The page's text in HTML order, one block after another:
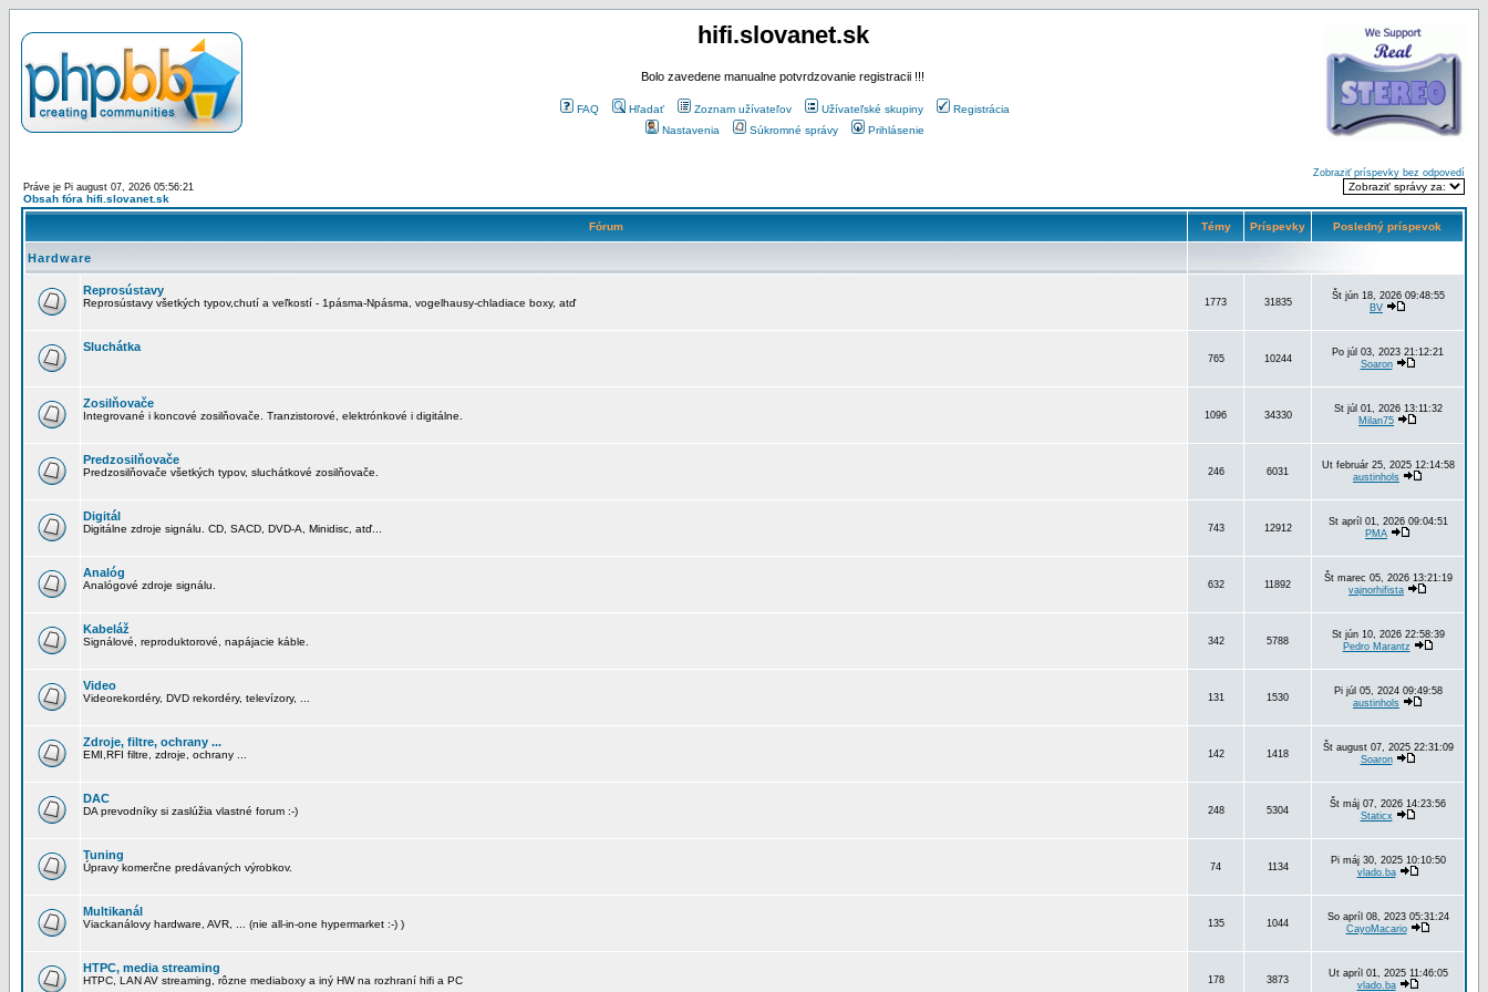
hifi.slovanet.sk
Bolo zavedene manualne potvrdzovanie registracii !!!
FAQ Hľadať Zoznam užívateľov Užívateľské skupiny
Registrácia
Nastavenia
Súkromné správy Prihlásenie
Práve je Pi august 07, 2026 05:56:21
Obsah fóra hifi.slovanet.sk
Zobraziť príspevky bez odpovedí
Fórum Témy Príspevky Posledný príspevok
Hardware
Reprosústavy
Reprosústavy všetkých typov,chutí a veľkostí - 1pásma-Npásma, vogelhausy-chladiace boxy, atď 1773 31835
Št jún 18, 2026 09:48:55
BV
Sluchátka
765 10244
Po júl 03, 2023 21:12:21
Soaron
Zosilňovače
Integrované i koncové zosilňovače. Tranzistorové, elektrónkové i digitálne. 1096 34330
St júl 01, 2026 13:11:32
Milan75
Predzosilňovače
Predzosilňovače všetkých typov, sluchátkové zosilňovače. 246 6031
Ut február 25, 2025 12:14:58
austinhols
Digitál
Digitálne zdroje signálu. CD, SACD, DVD-A, Minidisc, atď... 743 12912
St apríl 01, 2026 09:04:51
PMA
Analóg
Analógové zdroje signálu. 632 11892
Št marec 05, 2026 13:21:19
vajnorhifista
Kabeláž
Signálové, reproduktorové, napájacie káble. 342 5788
St jún 10, 2026 22:58:39
Pedro Marantz
Video
Videorekordéry, DVD rekordéry, televízory, ... 131 1530
Pi júl 05, 2024 09:49:58
austinhols
Zdroje, filtre, ochrany ...
EMI,RFI filtre, zdroje, ochrany ... 142 1418
Št august 07, 2025 22:31:09
Soaron
DAC
DA prevodníky si zaslúžia vlastné forum :-) 248 5304
Št máj 07, 2026 14:23:56
Staticx
Tuning
Úpravy komerčne predávaných výrobkov. 74 1134
Pi máj 30, 2025 10:10:50
vlado.ba
Multikanál
Viackanálovy hardware, AVR, ... (nie all-in-one hypermarket :-) ) 135 1044
So apríl 08, 2023 05:31:24
CayoMacario
HTPC, media streaming
HTPC, LAN AV streaming, rôzne mediaboxy a iný HW na rozhraní hifi a PC 178 3873
Ut apríl 01, 2025 11:46:05
vlado.ba